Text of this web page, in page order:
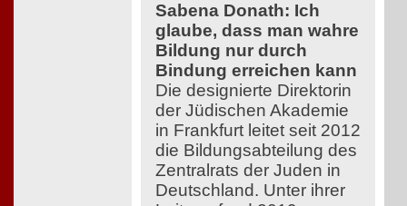
Sabena Donath: Ich
glaube, dass man wahre
Bildung nur durch
Bindung erreichen kann
Die designierte Direktorin
der Jüdischen Akademie
in Frankfurt leitet seit 2012
die Bildungsabteilung des
Zentralrats der Juden in
Deutschland. Unter ihrer